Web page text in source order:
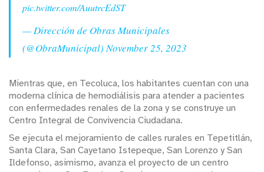
pic.twitter.com/AuutrcEdST
— Dirección de Obras Municipales
(@ObraMunicipal)November 25, 2023
Mientras que, en Tecoluca, los habitantes cuentan con una
moderna clínica de hemodiálisis para atender a pacientes
con enfermedades renales de la zona y se construye un
Centro Integral de Convivencia Ciudadana.
Se ejecuta el mejoramiento de calles rurales en Tepetitlán,
Santa Clara, San Cayetano Istepeque, San Lorenzo y San
Ildefonso, asimismo, avanza el proyecto de un centro